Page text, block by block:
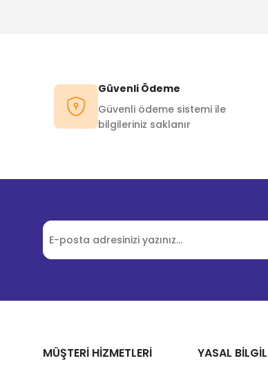
Yorum Yaz
Güvenli Ödeme
Güvenli ödeme sistemi ile
bilgileriniz saklanır
MÜŞTERİ HİZMETLERİ YASAL